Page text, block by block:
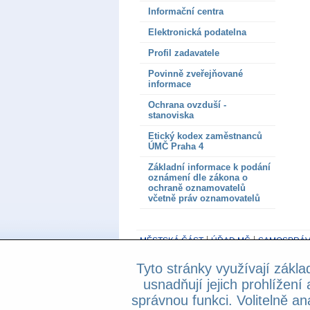
Informační centra
Elektronická podatelna
Profil zadavatele
Povinně zveřejňované
informace
Ochrana ovzduší -
stanoviska
Etický kodex zaměstnanců
ÚMČ Praha 4
Základní informace k podání
oznámení dle zákona o
ochraně oznamovatelů
včetně práv oznamovatelů
MĚSTSKÁ ČÁST ÚŘAD MČ
800 194 237- Základní informační linka
Prohlášení o přístupnosti
Copyright © 2013 Městská část Praha 4,
Tyto stránky využívají
usnadňují jejich prohlížení
správnou funkci. Volitelně